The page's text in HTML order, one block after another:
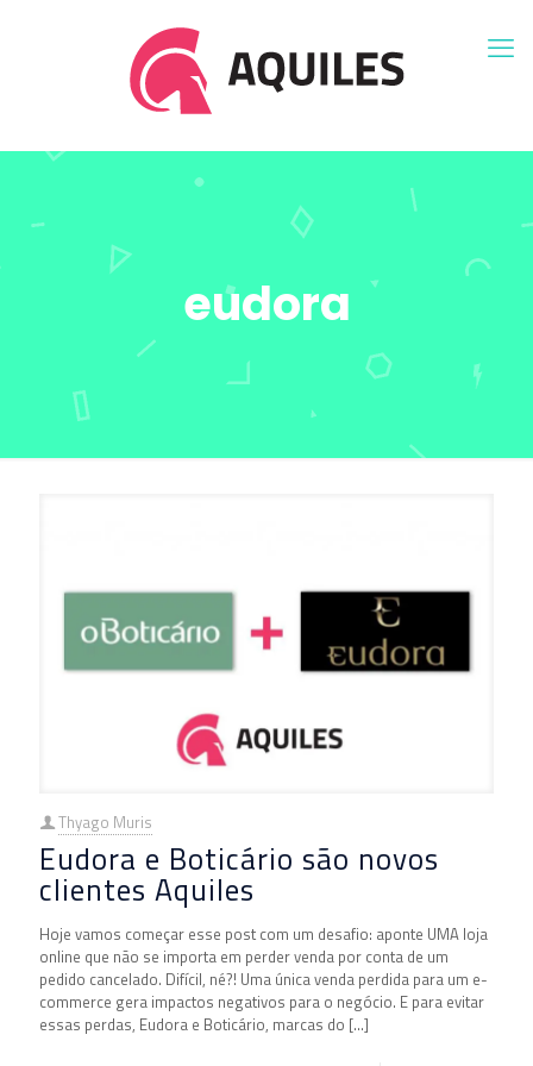
eudora
Thyago Muris
Eudora e Boticário são novos
clientes Aquiles
Hoje vamos começar esse post com um desafio: aponte UMA loja
online que não se importa em perder venda por conta de um
pedido cancelado. Difícil, né?! Uma única venda perdida para um e-
commerce gera impactos negativos para o negócio. E para evitar
essas perdas, Eudora e Boticário, marcas do […]